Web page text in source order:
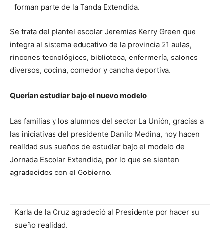
forman parte de la Tanda Extendida.
Se trata del plantel escolar Jeremías Kerry Green que
integra al sistema educativo de la provincia 21 aulas,
rincones tecnológicos, biblioteca, enfermería, salones
diversos, cocina, comedor y cancha deportiva.
Querían estudiar bajo el nuevo modelo
Las familias y los alumnos del sector La Unión, gracias a
las iniciativas del presidente Danilo Medina, hoy hacen
realidad sus sueños de estudiar bajo el modelo de
Jornada Escolar Extendida, por lo que se sienten
agradecidos con el Gobierno.
Karla de la Cruz agradeció al Presidente por hacer su
sueño realidad.